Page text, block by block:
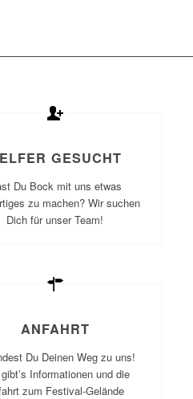
GESUCHT
Du Bock mit uns etwas
zu machen? Wir suchen
Dich für unser Team!
ANFAHRT
Du Deinen Weg zu uns!
Informationen und die
zum Festival-Gelände